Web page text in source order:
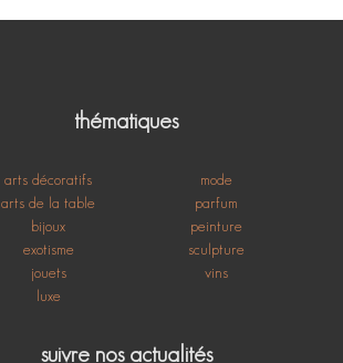
thématiques
arts décoratifs
arts de la table
bijoux
exotisme
jouets
luxe
mode
parfum
peinture
sculpture
vins
suivre nos actualités